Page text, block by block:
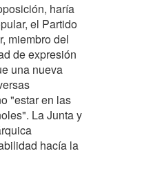
haría
el Partido
miembro del
de expresión
una nueva
"estar en las
La Junta y
hacía la